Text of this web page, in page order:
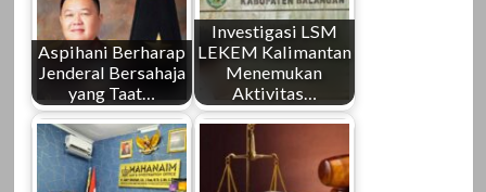
Aspihani Berharap
Jenderal Bersahaja
yang Taat…
Investigasi LSM
LEKEM Kalimantan
Menemukan
Aktivitas…